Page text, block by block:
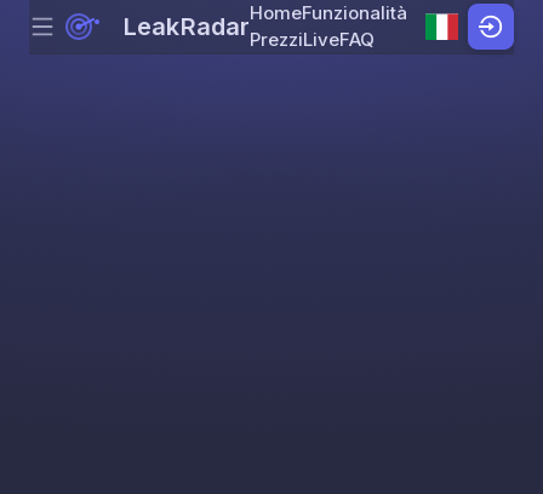
Skip to content
Menu LeakRadarHomeFunzionalità
PrezziLiveFAQ